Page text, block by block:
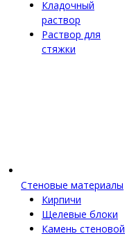
Кладочный
раствор
Раствор для
стяжки
Стеновые материалы
Кирпичи
Щелевые блоки
Камень стеновой